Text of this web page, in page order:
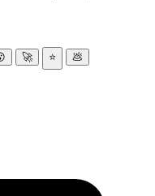
🚀 ⭐ 💩